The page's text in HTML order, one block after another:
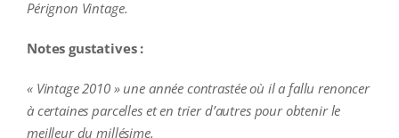
Pérignon Vintage.
Notes gustatives :
« Vintage 2010 » une année contrastée où il a fallu renoncer
à certaines parcelles et en trier d’autres pour obtenir le
meilleur du millésime.